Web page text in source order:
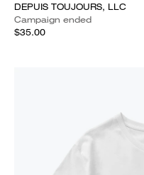
DEPUIS TOUJOURS, LLC
Campaign ended
$35.00